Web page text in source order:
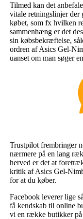
Tilmed kan det
vitale retningslinjer der
købet, som fx hvilken
sammenhæng er det
sin købsbekræftelse,
ordren af Asics Gel-
uanset om man søger
Trustpilot frembringer
nærmere på en lang
herved er det at
kritik af Asics Gel-
for at du køber.
Facebook leverer lige
få kendskab til online
vi en række butikker